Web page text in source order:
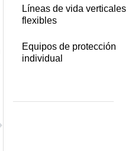
Líneas de vida verticales
flexibles
Equipos de protección
individual